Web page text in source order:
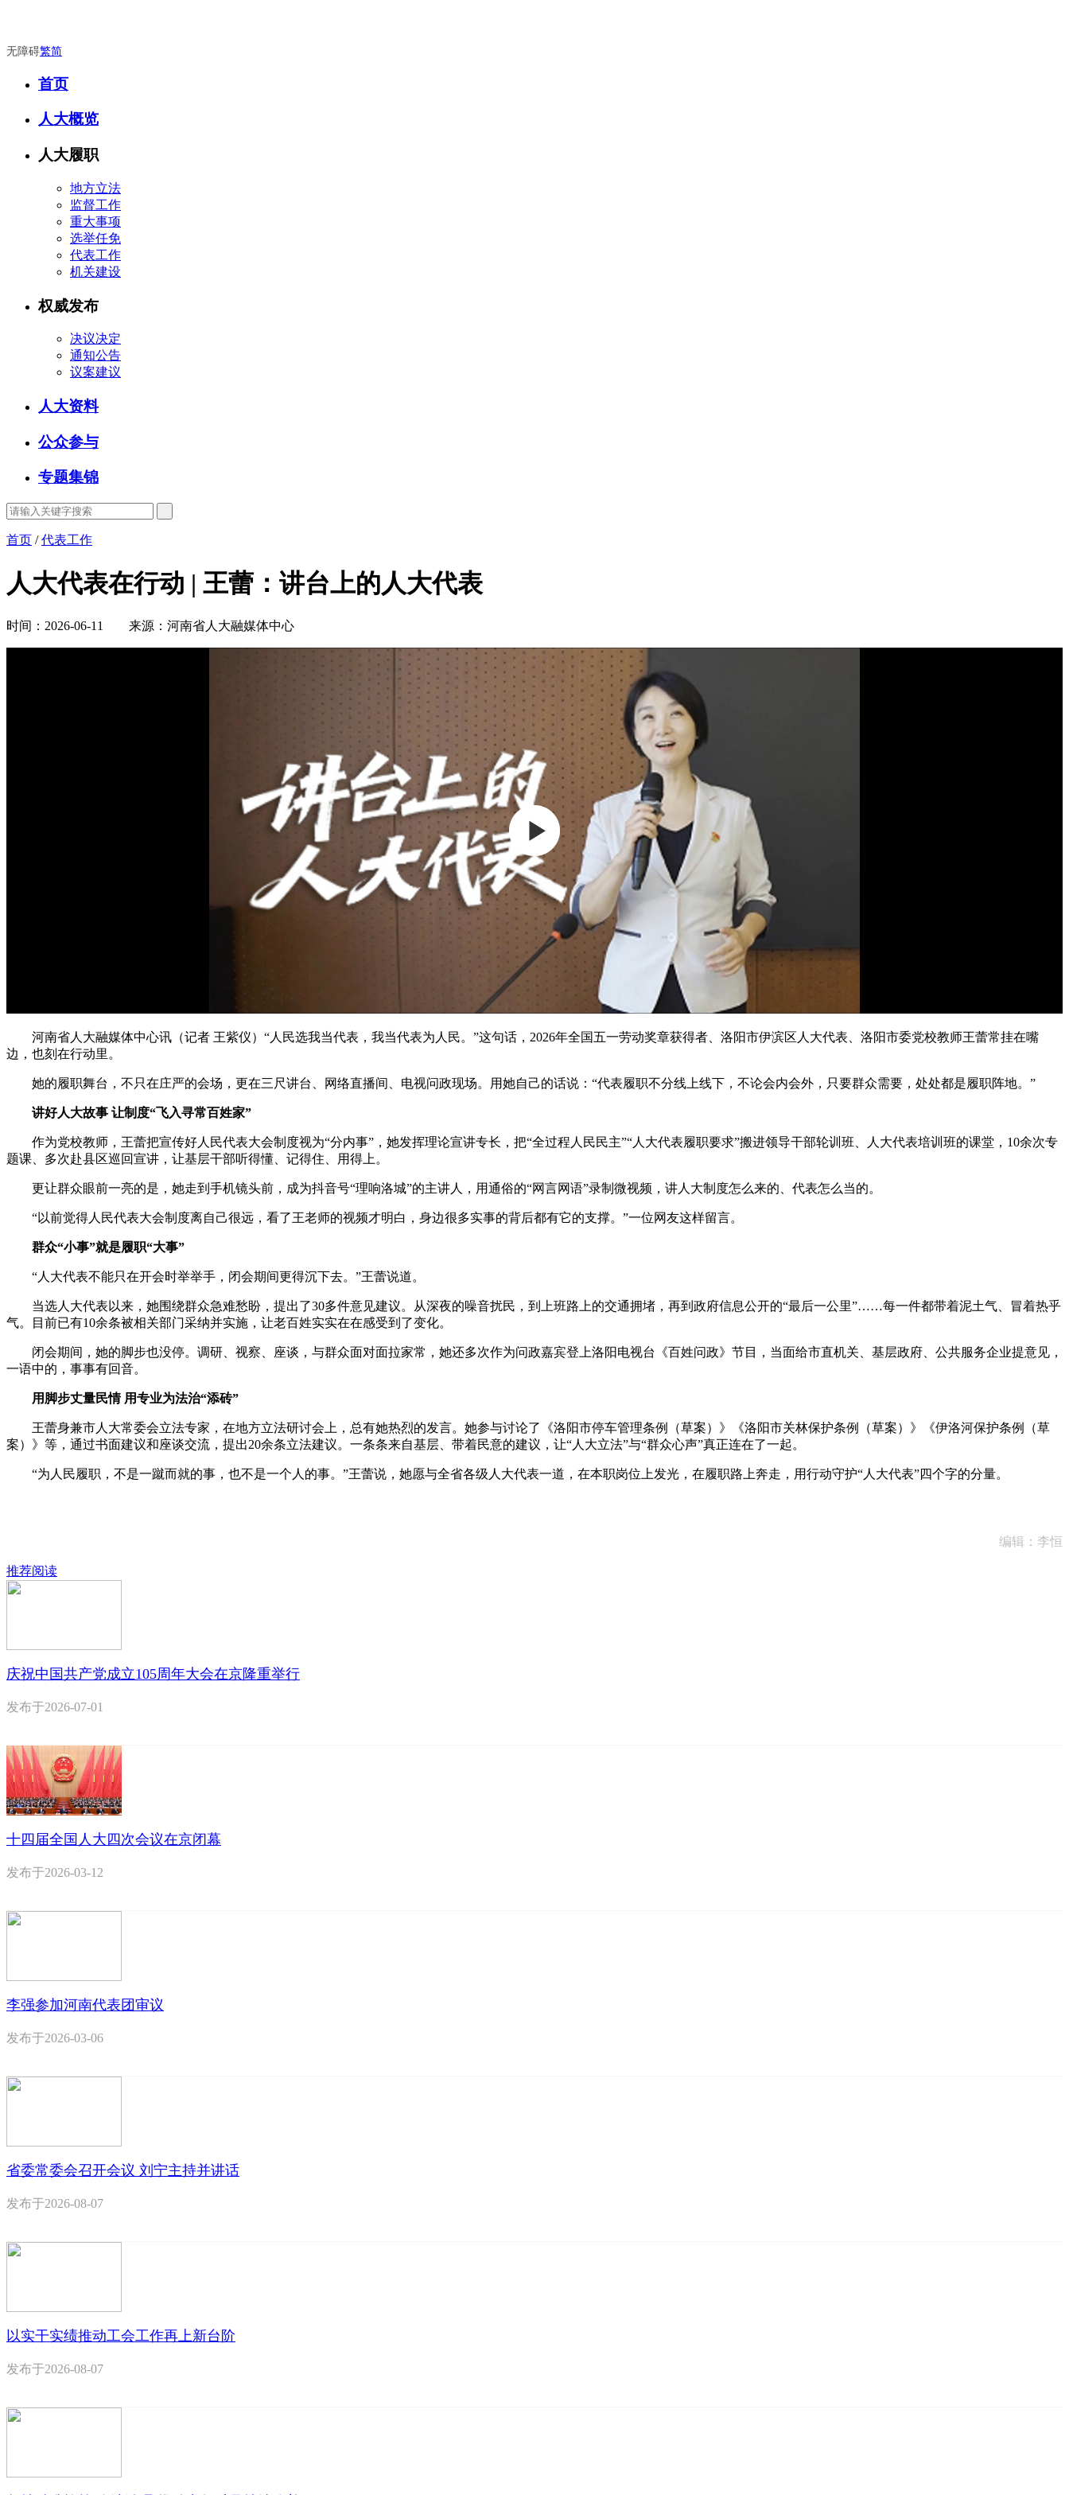
无障碍繁简
首页
人大概览
人大履职
地方立法
监督工作
重大事项
选举任免
代表工作
机关建设
权威发布
决议决定
通知公告
议案建议
人大资料
公众参与
专题集锦
首页 /代表工作
人大代表在行动 | 王蕾：讲台上的人大代表
时间：2026-06-11 来源：河南省人大融媒体中心
河南省人大融媒体中心讯（记者 王紫仪）“人民选我当代表，我当代表为人民。”这句话，2026年全国五一劳动奖章获得者、洛阳市伊滨区人大代表、洛阳市委党校教师王蕾常挂在嘴
边，也刻在行动里。
她的履职舞台，不只在庄严的会场，更在三尺讲台、网络直播间、电视问政现场。用她自己的话说：“代表履职不分线上线下，不论会内会外，只要群众需要，处处都是履职阵地。”
讲好人大故事 让制度“飞入寻常百姓家”
作为党校教师，王蕾把宣传好人民代表大会制度视为“分内事”，她发挥理论宣讲专长，把“全过程人民民主”“人大代表履职要求”搬进领导干部轮训班、人大代表培训班的课堂，10余次专
题课、多次赴县区巡回宣讲，让基层干部听得懂、记得住、用得上。
更让群众眼前一亮的是，她走到手机镜头前，成为抖音号“理响洛城”的主讲人，用通俗的“网言网语”录制微视频，讲人大制度怎么来的、代表怎么当的。
“以前觉得人民代表大会制度离自己很远，看了王老师的视频才明白，身边很多实事的背后都有它的支撑。”一位网友这样留言。
群众“小事”就是履职“大事”
“人大代表不能只在开会时举举手，闭会期间更得沉下去。”王蕾说道。
当选人大代表以来，她围绕群众急难愁盼，提出了30多件意见建议。从深夜的噪音扰民，到上班路上的交通拥堵，再到政府信息公开的“最后一公里”……每一件都带着泥土气、冒着热乎
气。目前已有10余条被相关部门采纳并实施，让老百姓实实在在感受到了变化。
闭会期间，她的脚步也没停。调研、视察、座谈，与群众面对面拉家常，她还多次作为问政嘉宾登上洛阳电视台《百姓问政》节目，当面给市直机关、基层政府、公共服务企业提意见，
一语中的，事事有回音。
用脚步丈量民情 用专业为法治“添砖”
王蕾身兼市人大常委会立法专家，在地方立法研讨会上，总有她热烈的发言。她参与讨论了《洛阳市停车管理条例（草案）》《洛阳市关林保护条例（草案）》《伊洛河保护条例（草
案）》等，通过书面建议和座谈交流，提出20余条立法建议。一条条来自基层、带着民意的建议，让“人大立法”与“群众心声”真正连在了一起。
“为人民履职，不是一蹴而就的事，也不是一个人的事。”王蕾说，她愿与全省各级人大代表一道，在本职岗位上发光，在履职路上奔走，用行动守护“人大代表”四个字的分量。
编辑：李恒
推荐阅读
庆祝中国共产党成立105周年大会在京隆重举行
发布于2026-07-01
十四届全国人大四次会议在京闭幕
发布于2026-03-12
李强参加河南代表团审议
发布于2026-03-06
省委常委会召开会议 刘宁主持并讲话
发布于2026-08-07
以实干实绩推动工会工作再上新台阶
发布于2026-08-07